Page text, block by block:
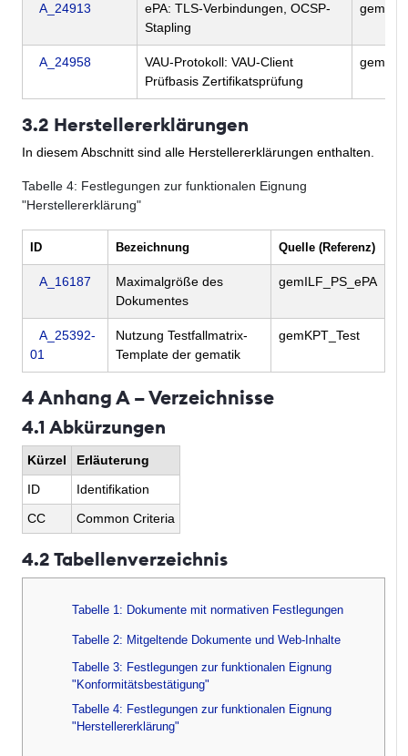
A_24913
ePA: TLS-Verbindungen, OCSP-
Stapling
A_24958
VAU-Protokoll: VAU-Client
Prüfbasis Zertifikatsprüfung
3.2 Herstellererklärungen
In diesem Abschnitt sind alle Herstellererklärungen enthalten.
Tabelle 4: Festlegungen zur funktionalen Eignung
"Herstellererklärung"
ID Bezeichnung Quelle (Referenz)
A_16187
Maximalgröße des
Dokumentes
gemILF_PS_ePA
A_25392-
01
Nutzung Testfallmatrix-
Template der gematik
gemKPT_Test
4 Anhang A – Verzeichnisse
4.1 Abkürzungen
Kürzel
Erläuterung
ID
Identifikation
CC
Common Criteria
4.2 Tabellenverzeichnis
Tabelle 1: Dokumente mit normativen Festlegungen
Tabelle 2: Mitgeltende Dokumente und Web-Inhalte
Tabelle 3: Festlegungen zur funktionalen Eignung
"Konformitätsbestätigung"
Tabelle 4: Festlegungen zur funktionalen Eignung
"Herstellererklärung"